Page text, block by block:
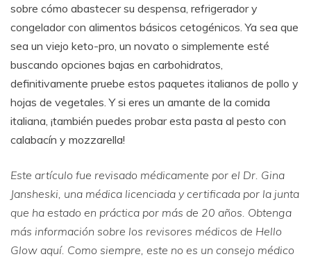
sobre cómo abastecer su despensa, refrigerador y
congelador con alimentos básicos cetogénicos. Ya sea que
sea un viejo keto-pro, un novato o simplemente esté
buscando opciones bajas en carbohidratos,
definitivamente pruebe estos paquetes italianos de pollo y
hojas de vegetales. Y si eres un amante de la comida
italiana, ¡también puedes probar esta pasta al pesto con
calabacín y mozzarella!
Este artículo fue revisado médicamente por el Dr. Gina
Jansheski, una médica licenciada y certificada por la junta
que ha estado en práctica por más de 20 años. Obtenga
más información sobre los revisores médicos de Hello
Glow aquí. Como siempre, este no es un consejo médico